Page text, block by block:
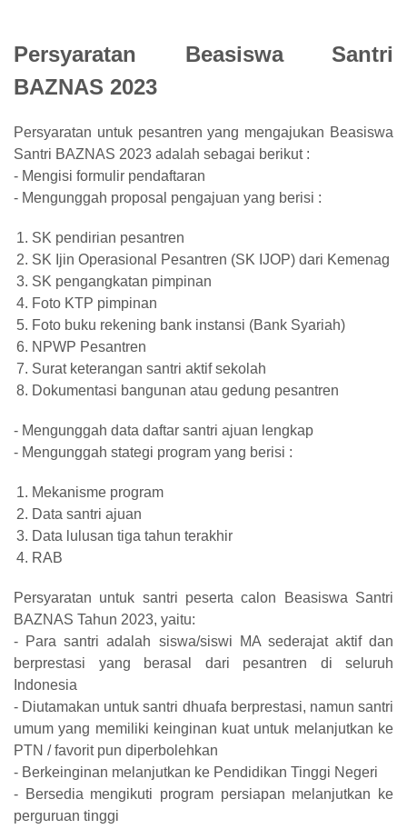
Persyaratan Beasiswa Santri
BAZNAS 2023
Persyaratan untuk pesantren yang mengajukan Beasiswa
Santri BAZNAS 2023 adalah sebagai berikut :
- Mengisi formulir pendaftaran
- Mengunggah proposal pengajuan yang berisi :
SK pendirian pesantren
SK Ijin Operasional Pesantren (SK IJOP) dari Kemenag
SK pengangkatan pimpinan
Foto KTP pimpinan
Foto buku rekening bank instansi (Bank Syariah)
NPWP Pesantren
Surat keterangan santri aktif sekolah
Dokumentasi bangunan atau gedung pesantren
- Mengunggah data daftar santri ajuan lengkap
- Mengunggah stategi program yang berisi :
Mekanisme program
Data santri ajuan
Data lulusan tiga tahun terakhir
RAB
Persyaratan untuk santri peserta calon Beasiswa Santri
BAZNAS Tahun 2023, yaitu:
- Para santri adalah siswa/siswi MA sederajat aktif dan
berprestasi yang berasal dari pesantren di seluruh
Indonesia
- Diutamakan untuk santri dhuafa berprestasi, namun santri
umum yang memiliki keinginan kuat untuk melanjutkan ke
PTN / favorit pun diperbolehkan
- Berkeinginan melanjutkan ke Pendidikan Tinggi Negeri
- Bersedia mengikuti program persiapan melanjutkan ke
perguruan tinggi